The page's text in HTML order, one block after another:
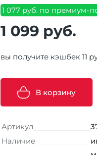
1 077 руб. по премиум-
1 099 руб.
вы получите кэшбек 11
В корзину
Артикул
Наличие